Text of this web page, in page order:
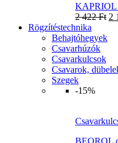
KAPRIOL
2 422Ft 2
Rögzítéstechnika
Behajtóhegyek
Csavarhúzók
Csavarkulcsok
Csavarok,
Szegek
-15%
BEOROL